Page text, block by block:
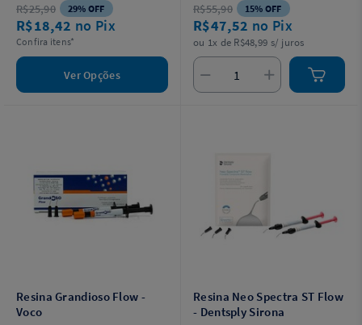
R$25,90 29% OFF
R$18,42 no Pix
Confira itens*
Ver Opções
R$55,90 15% OFF
R$47,52 no Pix
ou 1x de R$48,99 s/ juros
Resina Grandioso Flow -
Voco
Resina Neo Spectra ST Flow
- Dentsply Sirona